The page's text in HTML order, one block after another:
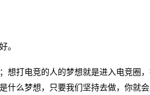
。
打电竞的人的梦想就是进入电竞圈，
什么梦想，只要我们坚持去做，你就